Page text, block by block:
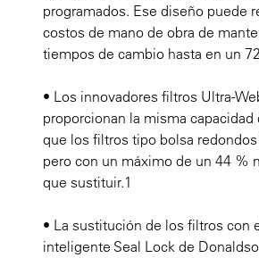
programados. Ese diseño puede
costos de mano de obra de
tiempos de cambio hasta en un
• Los innovadores filtros Ultra-
proporcionan la misma
que los filtros tipo bolsa
pero con un máximo de un 44 %
que sustituir.1
• La sustitución de los filtros con
inteligente Seal Lock de